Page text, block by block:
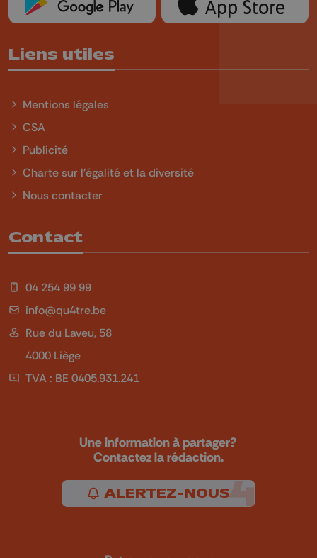
Liens utiles
Mentions légales
CSA
Publicité
Charte sur l'égalité et la diversité
Nous contacter
Contact
04 254 99 99
info@qu4tre.be
Rue du Laveu, 58
4000 Liège
TVA : BE 0405.931.241
Une information à partager?
Contactez la rédaction.
ALERTEZ-NOUS